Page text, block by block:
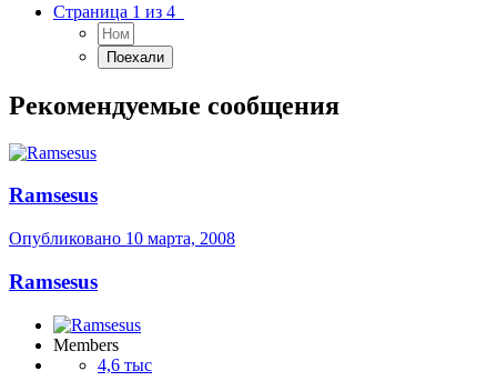
Страница 1 из 4
Рекомендуемые сообщения
Ramsesus
Опубликовано 10 марта, 2008
Ramsesus
Members
4,6 тыс